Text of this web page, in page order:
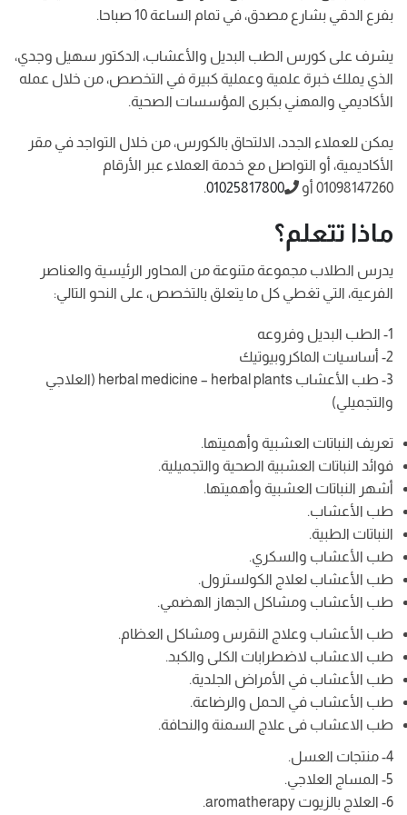
بفرع الدقي بشارع مصدق، في تمام الساعة 10 صباحا.
يشرف على كورس الطب البديل والأعشاب، الدكتور سهيل وجدي،
الذي يملك خبرة علمية وعملية كبيرة في التخصص، من خلال عمله
الأكاديمي والمهني بكبرى المؤسسات الصحية.
يمكن للعملاء الجدد، الالتحاق بالكورس، من خلال التواجد في مقر
الأكاديمية، أو التواصل مع خدمة العملاء عبر الأرقام
01098147260 أو
01025817800
.
ماذا تتعلم؟
يدرس الطلاب مجموعة متنوعة من المحاور الرئيسية والعناصر
الفرعية، التي تغطي كل ما يتعلق بالتخصص، على النحو التالي:
1- الطب البديل وفروعه
2- أساسيات الماكروبيوتيك
3- طب الأعشاب herbal medicine – herbal plants (العلاجي
والتجميلي)
تعريف النباتات العشبية وأهميتها.
فوائد النباتات العشبية الصحية والتجميلية.
أشهر النباتات العشبية وأهميتها.
طب الأعشاب.
النباتات الطبية.
طب الأعشاب والسكري.
طب الأعشاب لعلاج الكولسترول.
طب الأعشاب ومشاكل الجهاز الهضمي.
طب الأعشاب وعلاج النقرس ومشاكل العظام.
طب الاعشاب لاضطرابات الكلى والكبد.
طب الأعشاب في الأمراض الجلدية.
طب الأعشاب في الحمل والرضاعة.
طب الاعشاب فى علاج السمنة والنحافة.
4- منتجات العسل.
5- المساج العلاجي.
6- العلاج بالزيوت aromatherapy.